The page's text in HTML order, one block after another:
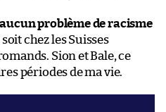
aucun problème de racisme
chez les Suisses
Sion et Bale, ce
périodes de ma vie.